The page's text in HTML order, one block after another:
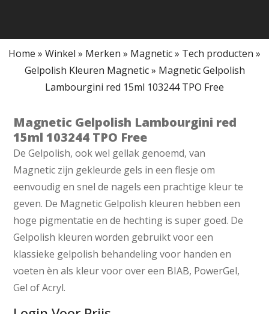
Home » Winkel » Merken » Magnetic» Tech producten »
Gelpolish Kleuren Magnetic» Magnetic Gelpolish
Lambourgini red 15ml 103244 TPO Free
Magnetic Gelpolish Lambourgini red
15ml 103244 TPO Free
De Gelpolish, ook wel gellak genoemd, van
Magnetic zijn gekleurde gels in een flesje om
eenvoudig en snel de nagels een prachtige kleur te
geven. De Magnetic Gelpolish kleuren hebben een
hoge pigmentatie en de hechting is super goed. De
Gelpolish kleuren worden gebruikt voor een
klassieke gelpolish behandeling voor handen en
voeten èn als kleur voor over een BIAB, PowerGel,
Gel of Acryl.